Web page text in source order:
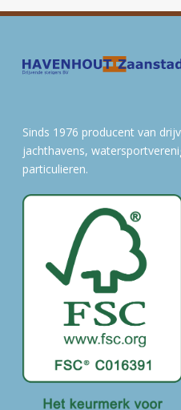
Sinds 1976 producent van
jachthavens,
particulieren.